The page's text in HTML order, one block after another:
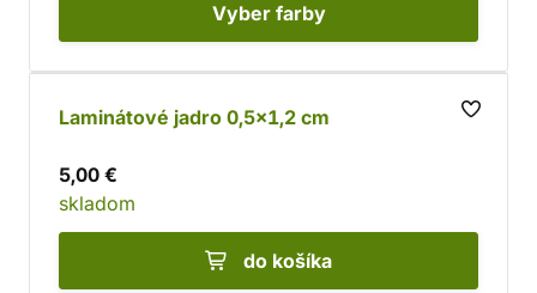
Vyber farby
Laminátové jadro 0,5x1,2 cm
5,00 €
skladom
do košíka